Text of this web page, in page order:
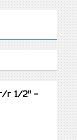
г 1/2" -